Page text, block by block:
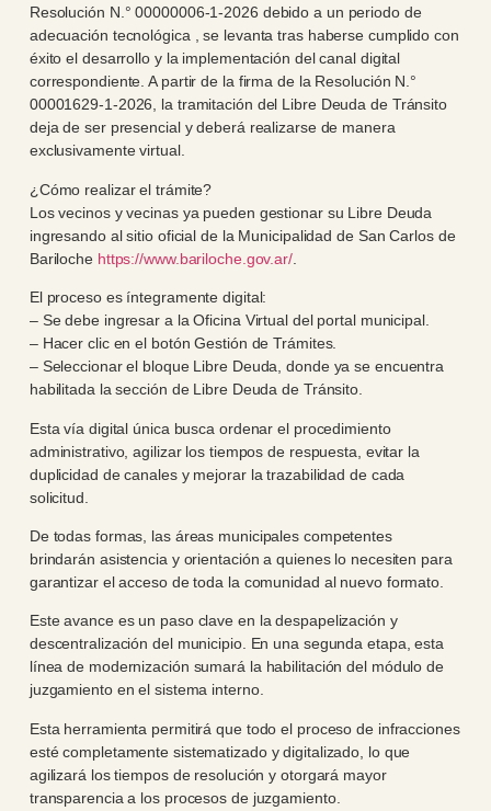
Resolución N.° 00000006-1-2026 debido a un periodo de
adecuación tecnológica , se levanta tras haberse cumplido con
éxito el desarrollo y la implementación del canal digital
correspondiente. A partir de la firma de la Resolución N.°
00001629-1-2026, la tramitación del Libre Deuda de Tránsito
deja de ser presencial y deberá realizarse de manera
exclusivamente virtual.
¿Cómo realizar el trámite?
Los vecinos y vecinas ya pueden gestionar su Libre Deuda
ingresando al sitio oficial de la Municipalidad de San Carlos de
Bariloche https://www.bariloche.gov.ar/
El proceso es íntegramente digital:
– Se debe ingresar a la Oficina Virtual del portal municipal.
– Hacer clic en el botón Gestión de Trámites.
– Seleccionar el bloque Libre Deuda, donde ya se encuentra
habilitada la sección de Libre Deuda de Tránsito.
Esta vía digital única busca ordenar el procedimiento
administrativo, agilizar los tiempos de respuesta, evitar la
duplicidad de canales y mejorar la trazabilidad de cada
solicitud.
De todas formas, las áreas municipales competentes
brindarán asistencia y orientación a quienes lo necesiten para
garantizar el acceso de toda la comunidad al nuevo formato.
Este avance es un paso clave en la despapelización y
descentralización del municipio. En una segunda etapa, esta
línea de modernización sumará la habilitación del módulo de
juzgamiento en el sistema interno.
Esta herramienta permitirá que todo el proceso de infracciones
esté completamente sistematizado y digitalizado, lo que
agilizará los tiempos de resolución y otorgará mayor
transparencia a los procesos de juzgamiento.